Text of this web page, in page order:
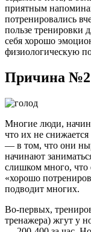
приятным
потренировались
пользе тренировки
себя хорошо
физиологическую
Причина
Многие люди,
что их не
— в том, что они
начинают
слишком много, что
«хорошо
подводит многих.
Во-первых,
тренажера) жгут у